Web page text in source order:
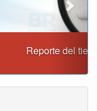
el viernes